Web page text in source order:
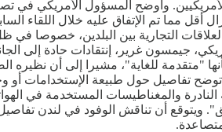
الأمريكيين. وأوضح المسؤول
أقل مما تم الإتفاق عليه خلال اللقاء
التجارية بين البلدين، خصوصا في
جيمسون غرير، إنتقادات حادة إلى
للغاية"، مشيرا إلى أن نظيره
تفاصيل حول طبيعة الإستخدامات أو
والمغناطيسات المستخدمة في
أن تناقش الوفود في لندن تفاصيل